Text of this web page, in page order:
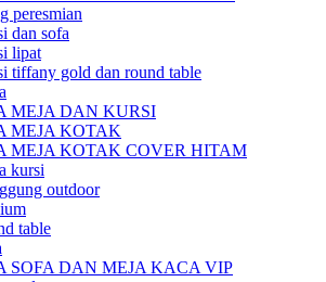
peresmian
dan sofa
lipat
tiffany gold dan round table
MEJA DAN KURSI
MEJA KOTAK
MEJA KOTAK COVER HITAM
kursi
outdoor
table
SOFA DAN MEJA KACA VIP